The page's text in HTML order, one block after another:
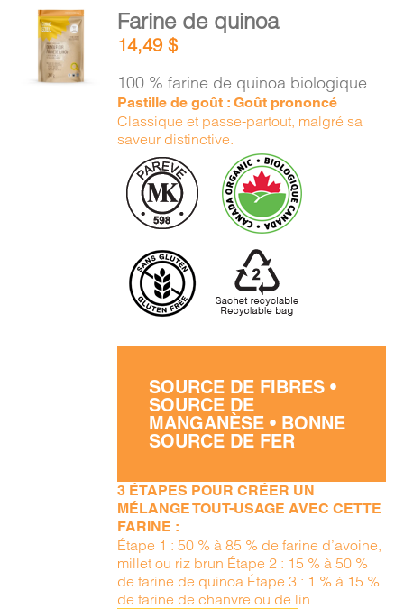
AJOUTER
AU
PANIER
DÉTAILS
Farine de quinoa
14,49$
100 % farine de quinoa biologique
Pastille de goût : Goût prononcé
Classique et passe-partout, malgré sa
saveur distinctive.
SOURCE DE FIBRES •
SOURCE DE
MANGANÈSE • BONNE
SOURCE DE FER
3 ÉTAPES POUR CRÉER UN
MÉLANGE TOUT-USAGE AVEC CETTE
FARINE :
Étape 1 : 50 % à 85 % de farine d’avoine,
millet ou riz brun Étape 2 : 15 % à 50 %
de farine de quinoa Étape 3 : 1 % à 15 %
de farine de chanvre ou de lin